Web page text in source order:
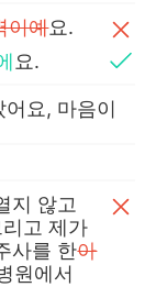
이예요.
요.
요, 마음이
지 않고
고 제가
사를 한아
원에서